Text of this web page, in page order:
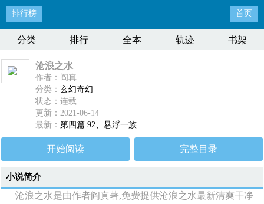
排行榜 首页
分类 排行 全本 轨迹 书架
沧浪之水
作者：阎真
分类：玄幻奇幻
状态：连载
更新：2021-06-14
最新：第四篇 92、悬浮一族
开始阅读 完整目录
小说简介
沧浪之水是由作者阎真著,免费提供沧浪之水最新清爽干净